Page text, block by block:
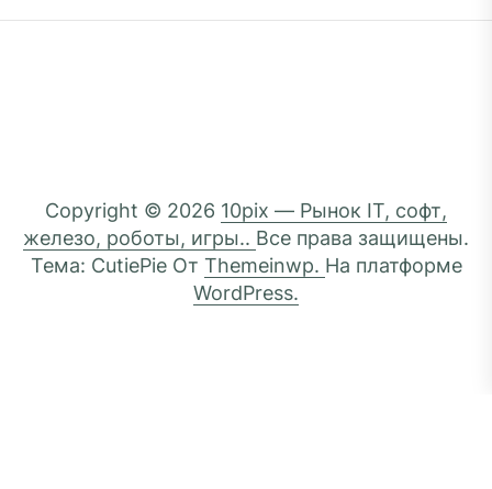
Copyright © 2026 10pix — Рынок IT, софт,
железо, роботы, игры.. Все права защищены.
Тема: CutiePie От Themeinwp. На платформе
WordPress.